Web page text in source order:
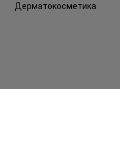
Дерматокосметика